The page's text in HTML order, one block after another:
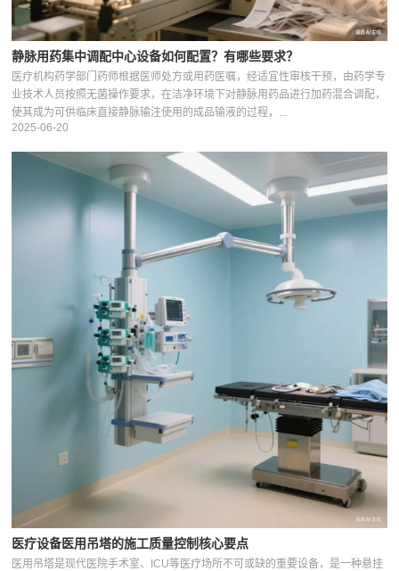
静脉用药集中调配中心设备如何配置？有哪些要求？
医疗机构药学部门药师根据医师处方或用药医嘱，经适宜性审核干预，由药学专
业技术人员按照无菌操作要求，在洁净环境下对静脉用药品进行加药混合调配，
使其成为可供临床直接静脉输注使用的成品输液的过程，...
2025-06-20
医疗设备医用吊塔的施工质量控制核心要点
医用吊塔是现代医院手术室、ICU等医疗场所不可或缺的重要设备，是一种悬挂